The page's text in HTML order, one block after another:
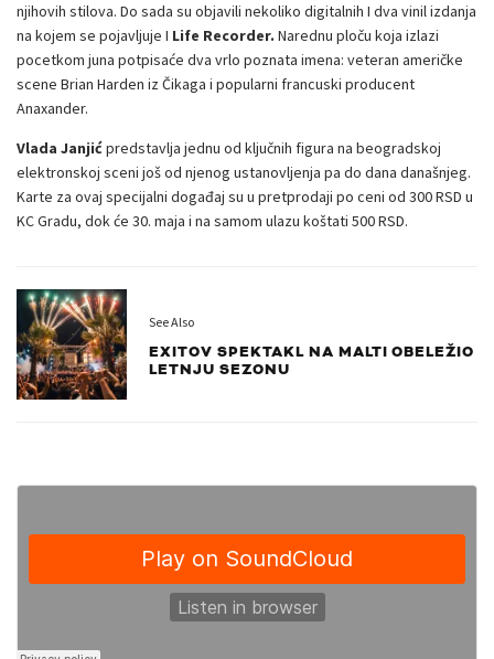
njihovih stilova. Do sada su objavili nekoliko digitalnih I dva vinil izdanja
na kojem se pojavljuje I Life Recorder. Narednu ploču koja izlazi
pocetkom juna potpisaće dva vrlo poznata imena: veteran američke
scene Brian Harden iz Čikaga i popularni francuski producent
Anaxander.
Vlada Janjićpredstavlja jednu od ključnih figura na beogradskoj
elektronskoj sceni još od njenog ustanovljenja pa do dana današnjeg.
Karte za ovaj specijalni događaj su u pretprodaji po ceni od 300 RSD u
KC Gradu, dok će 30. maja i na samom ulazu koštati 500 RSD.
See Also
EXITOV SPEKTAKL NA MALTI OBELEŽIO
LETNJU SEZONU